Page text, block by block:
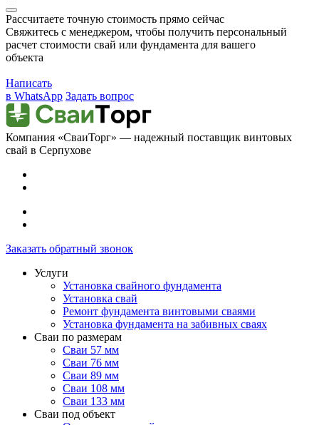
Рассчитаете точную стоимость прямо сейчас
Свяжитесь с менеджером, чтобы получить персональный
расчет стоимости свай или фундамента для вашего
объекта
Написать
в WhatsApp Задать вопрос
Компания «СваиТорг» — надежный поставщик винтовых
свай в Серпухове
Заказать обратный звонок
Услуги
Установка свайного фундамента
Установка свай
Ремонт фундамента винтовыми сваями
Установка фундамента на забивных сваях
Сваи по размерам
Сваи 57 мм
Сваи 76 мм
Сваи 89 мм
Сваи 108 мм
Сваи 133 мм
Сваи под объект